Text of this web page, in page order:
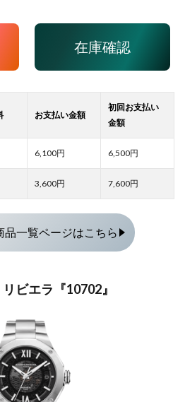
在庫確認
6,100 6,500
3,600 7,600
品一覧ページはこちら
ビエラ『10702』